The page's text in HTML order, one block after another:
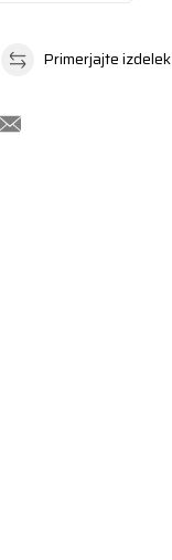
Primerjajte izdelek